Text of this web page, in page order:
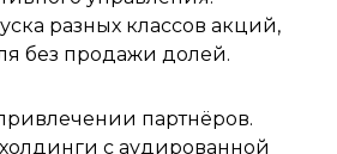
разных классов акций,
без продажи долей.
партнёров.
с аудированной